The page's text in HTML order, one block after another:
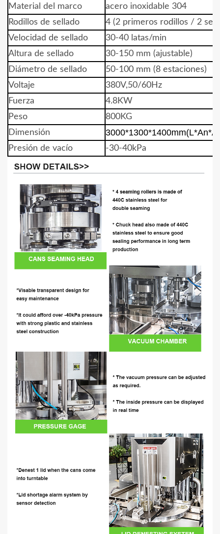
Material del marco
acero inoxidable 304
Rodillos de sellado
4 (2 primeros rodillos / 2
Velocidad de sellado
30-40 latas/min
Altura de sellado
30-150 mm (ajustable)
Diámetro de sellado
50-100 mm (8 estaciones)
Voltaje
380V,50/60Hz
Fuerza
4.8KW
Peso
800KG
Dimensión
Presión de vacío -30-40kPa